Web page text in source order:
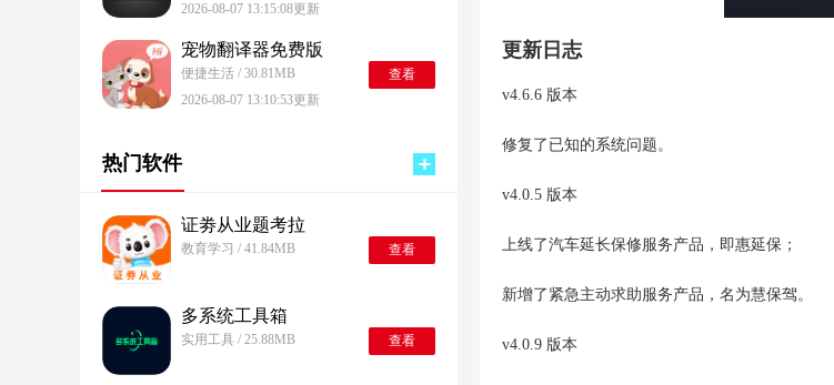
2026-08-07 13:15:08更新
宠物翻译器免费版
便捷生活 / 30.81MB
2026-08-07 13:10:53更新
查看
热门软件
证劵从业题考拉
教育学习 / 41.84MB 查看
多系统工具箱
实用工具 / 25.88MB 查看
更新日志
v4.6.6 版本
修复了已知的系统问题。
v4.0.5 版本
上线了汽车延长保修服务产品，即惠延保；
新增了紧急主动求助服务产品，名为慧保驾。
v4.0.9 版本